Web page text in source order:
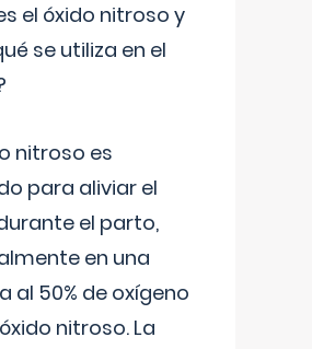
el óxido nitroso y
se utiliza en el
nitroso es
para aliviar el
el parto,
en una
al 50% de oxígeno
nitroso. La